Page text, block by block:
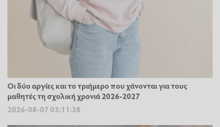
Οι δύο αργίες και το τριήμερο που χάνονται για τους
μαθητές τη σχολική χρονιά 2026-2027
2026-08-07 03:11:38